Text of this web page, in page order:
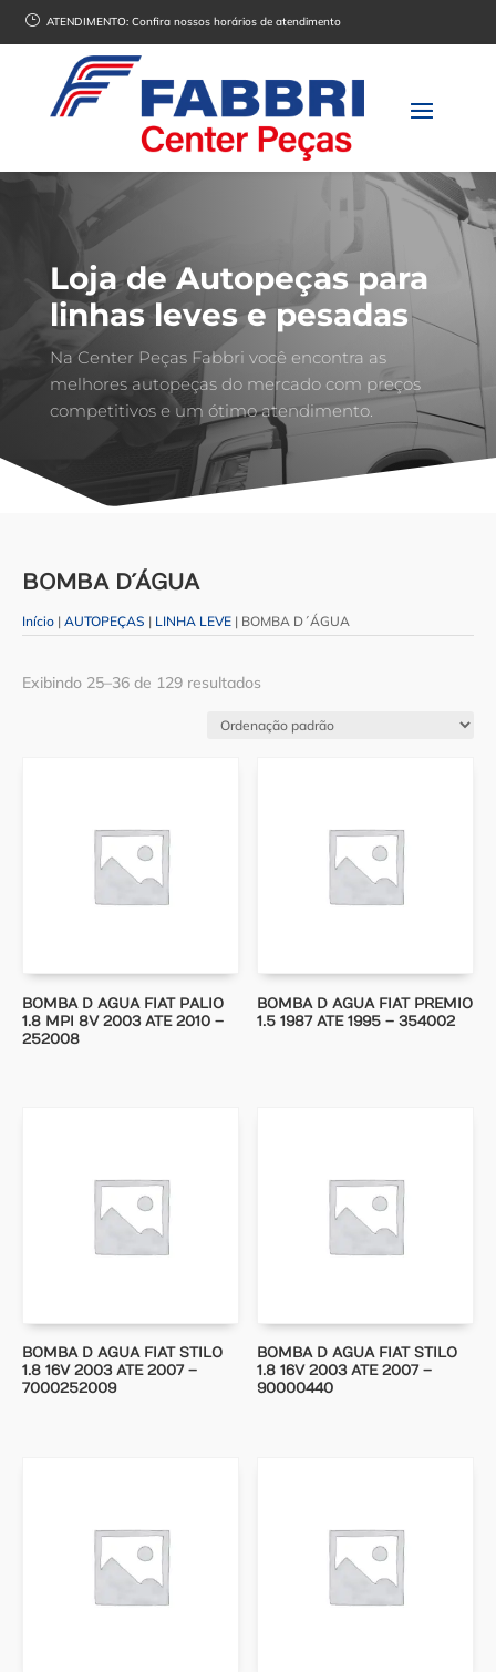
} ATENDIMENTO:Confira nossos horários de atendimento
Loja de Autopeças para
linhas leves e pesadas
Na Center Peças Fabbri você encontra as
melhores autopeças do mercado com preços
competitivos e um ótimo atendimento.
BOMBA D´ÁGUA
Início | AUTOPEÇAS | LINHA LEVE | BOMBA D´ÁGUA
Exibindo 25–36 de 129 resultados
BOMBA D AGUA FIAT PALIO
1.8 MPI 8V 2003 ATE 2010 –
252008
BOMBA D AGUA FIAT PREMIO
1.5 1987 ATE 1995 – 354002
BOMBA D AGUA FIAT STILO
1.8 16V 2003 ATE 2007 –
7000252009
BOMBA D AGUA FIAT STILO
1.8 16V 2003 ATE 2007 –
90000440